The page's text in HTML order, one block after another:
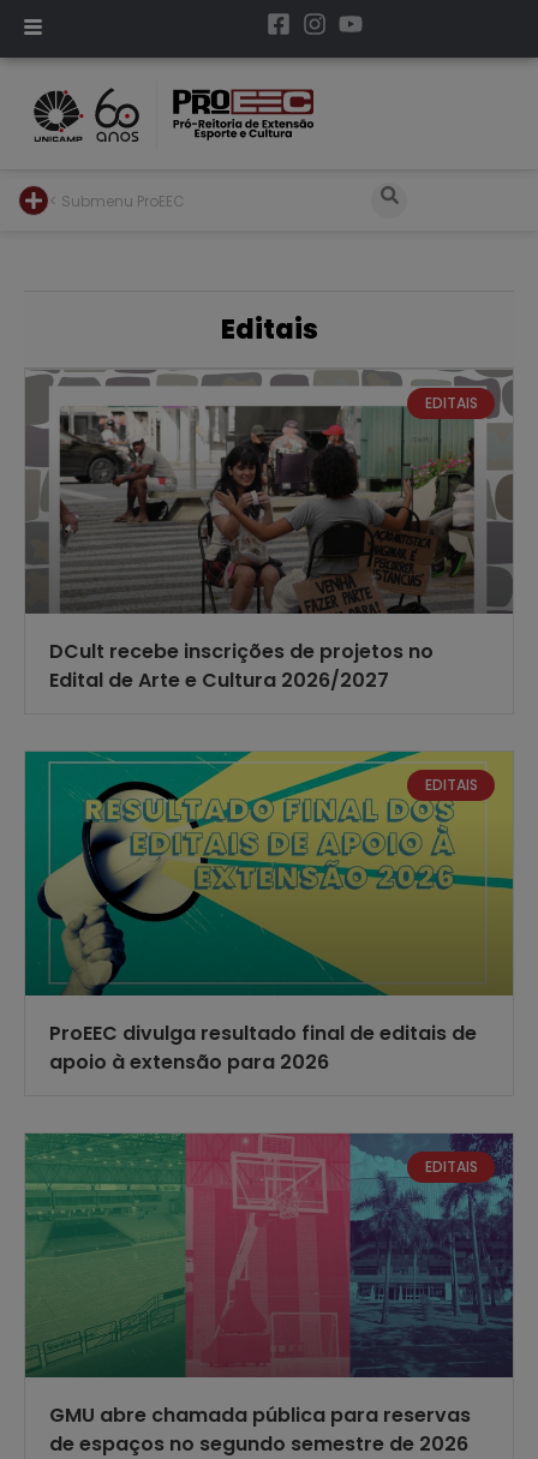
< Submenu ProEEC
Editais
EDITAIS
DCult recebe inscrições de projetos no
Edital de Arte e Cultura 2026/2027
EDITAIS
ProEEC divulga resultado final de editais de
apoio à extensão para 2026
EDITAIS
GMU abre chamada pública para reservas
de espaços no segundo semestre de 2026